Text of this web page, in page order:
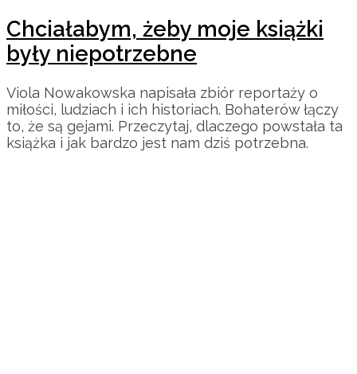
Chciałabym, żeby moje książki
były niepotrzebne
Viola Nowakowska napisała zbiór reportaży o
miłości, ludziach i ich historiach. Bohaterów łączy
to, że są gejami. Przeczytaj, dlaczego powstała ta
książka i jak bardzo jest nam dziś potrzebna.